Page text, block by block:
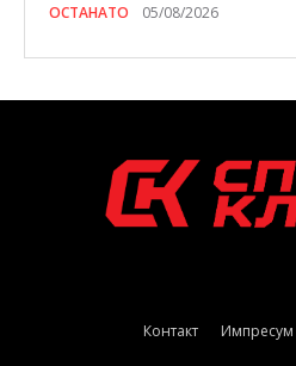
ОСТАНАТО 05/08/2026
Контакт Импресум